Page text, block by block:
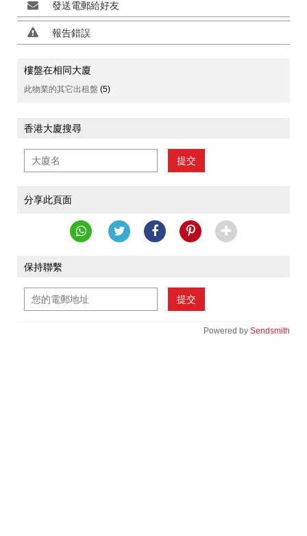
發送電郵給好友
報告錯誤
樓盤在相同大廈
此物業的其它出租盤 (5)
香港大廈搜尋
提交
分享此頁面
保持聯繫
提交
Powered by Sendsmith